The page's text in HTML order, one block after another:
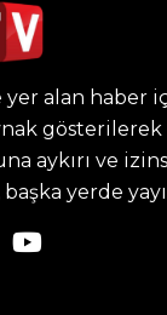
yer alan haber
aykırı ve
yerde